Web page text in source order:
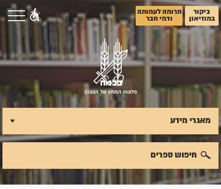
ביקור
במוזיאון
תרומה לעמותה
ודמי חבר
פלוגות המחץ של ההגנה
מאגרי מידע
חיפוש ספרים